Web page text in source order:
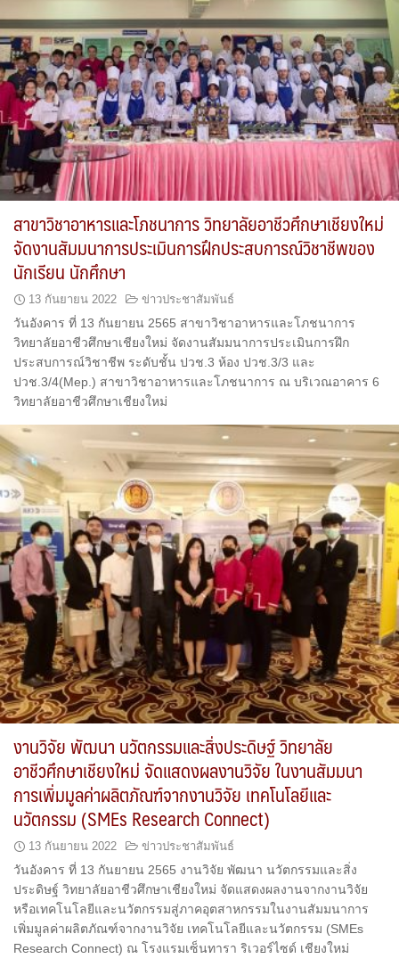
สาขาวิชาอาหารและโภชนาการ วิทยาลัยอาชีวศึกษาเชียงใหม่
จัดงานสัมมนาการประเมินการฝึกประสบการณ์วิชาชีพของ
นักเรียน นักศึกษา
13 กันยายน 2022 ข่าวประชาสัมพันธ์
วันอังคาร ที่ 13 กันยายน 2565 สาขาวิชาอาหารและโภชนาการ
วิทยาลัยอาชีวศึกษาเชียงใหม่ จัดงานสัมมนาการประเมินการฝึก
ประสบการณ์วิชาชีพ ระดับชั้น ปวช.3 ห้อง ปวช.3/3 และ
ปวช.3/4(Mep.) สาขาวิชาอาหารและโภชนาการ ณ บริเวณอาคาร 6
วิทยาลัยอาชีวศึกษาเชียงใหม่
งานวิจัย พัฒนา นวัตกรรมและสิ่งประดิษฐ์ วิทยาลัย
อาชีวศึกษาเชียงใหม่ จัดแสดงผลงานวิจัย ในงานสัมมนา
การเพิ่มมูลค่าผลิตภัณฑ์จากงานวิจัย เทคโนโลยีและ
นวัตกรรม (SMEs Research Connect)
13 กันยายน 2022 ข่าวประชาสัมพันธ์
วันอังคาร ที่ 13 กันยายน 2565 งานวิจัย พัฒนา นวัตกรรมและสิ่ง
ประดิษฐ์ วิทยาลัยอาชีวศึกษาเชียงใหม่ จัดแสดงผลงานจากงานวิจัย
หรือเทคโนโลยีและนวัตกรรมสู่ภาคอุตสาหกรรมในงานสัมมนาการ
เพิ่มมูลค่าผลิตภัณฑ์จากงานวิจัย เทคโนโลยีและนวัตกรรม (SMEs
Research Connect) ณ โรงแรมเซ็นทารา ริเวอร์ไซด์ เชียงใหม่